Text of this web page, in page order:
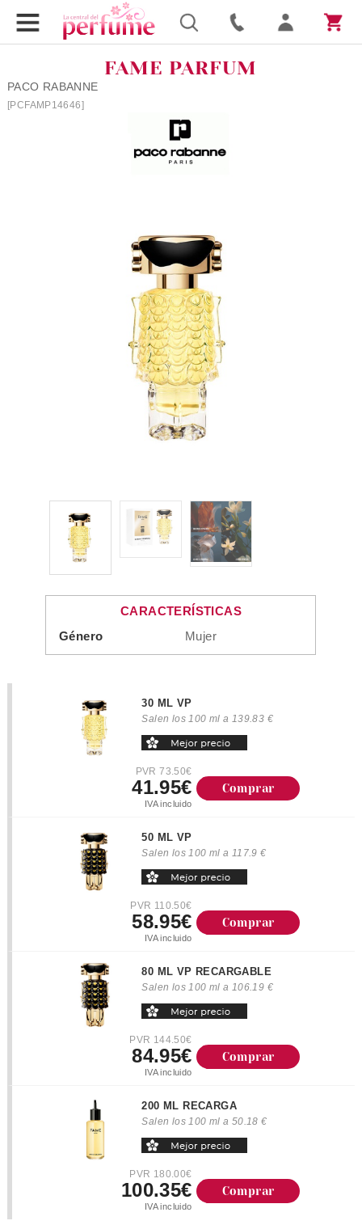
FAME PARFUM
PACO RABANNE
[PCFAMP14646]
CARACTERÍSTICAS
Género
Mujer
30 ML VP
Salen los 100 ml a 139.83 €
PVR 73.50€
41.95€
IVA incluido
Comprar
50 ML VP
Salen los 100 ml a 117.9 €
PVR 110.50€
58.95€
IVA incluido
Comprar
80 ML VP RECARGABLE
Salen los 100 ml a 106.19 €
PVR 144.50€
84.95€
IVA incluido
Comprar
200 ML RECARGA
Salen los 100 ml a 50.18 €
PVR 180.00€
100.35€
IVA incluido
Comprar